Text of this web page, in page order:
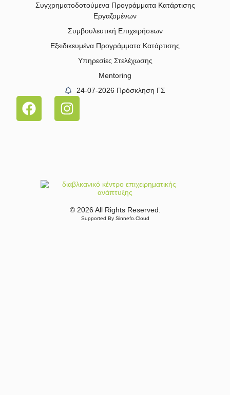
Συγχρηματοδοτούμενα Προγράμματα Κατάρτισης
Εργαζομένων
Συμβουλευτική Επιχειρήσεων
Εξειδικευμένα Προγράμματα Κατάρτισης
Υπηρεσίες Στελέχωσης
Mentoring
24-07-2026 Πρόσκληση ΓΣ
© 2026 All Rights Reserved.
Supported By Sinnefo.Cloud